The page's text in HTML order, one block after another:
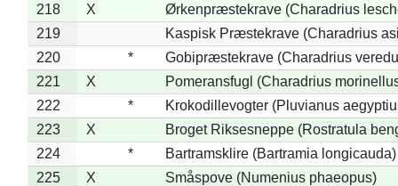
218
X
Ørkenpræstekrave (Charadrius
219
Kaspisk Præstekrave (Charadrius
220
*
Gobipræstekrave (Charadrius
221
X
Pomeransfugl (Charadrius
222
*
Krokodillevogter (Pluvianus
223
X
Broget Riksesneppe (Rostratula
224
*
Bartramsklire (Bartramia longicauda)
225
X
Småspove (Numenius phaeopus)